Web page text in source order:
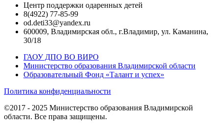
Центр поддержки одаренных детей
8(4922) 77-85-99
od.deti33@yandex.ru
600009, Владимирская обл., г.Владимир, ул. Каманина,
30/18
ГАОУ ДПО ВО ВИРО
Министерство образования Владимирской области
Образовательный Фонд «Талант и успех»
Политика конфиденциальности
©2017 - 2025 Министерство образования Владимирской
области. Все права защищены.